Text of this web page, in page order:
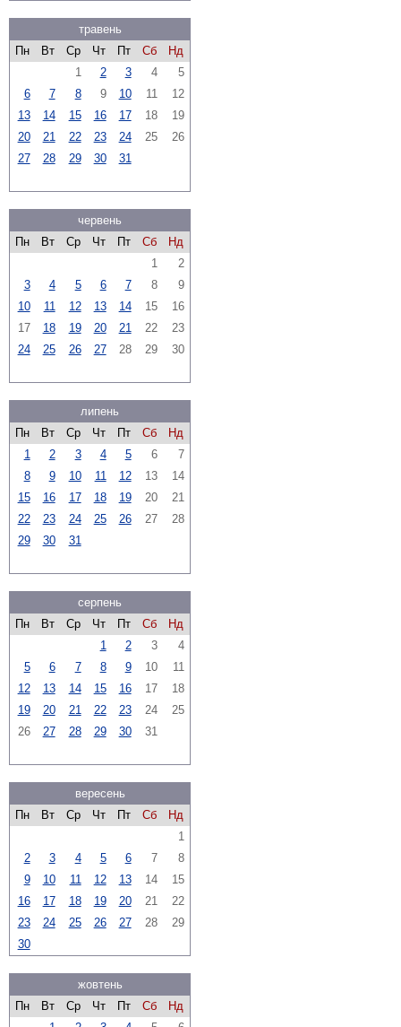
травень
Пн
Вт Ср Чт Пт Сб
Нд
1
2 3 4
5
6
7 8 9 10 11
12
13
14 15 16 17 18
19
20
21 22 23 24 25
26
27
28 29 30 31
червень
Пн
Вт Ср Чт Пт Сб
Нд
1
2
3
4 5 6 7 8
9
10
11 12 13 14 15
16
17
18 19 20 21 22
23
24
25 26 27 28 29 30
липень
Пн
Вт Ср Чт Пт Сб
Нд
1
2 3 4 5 6
7
8
9 10 11 12 13
14
15
16 17 18 19 20
21
22
23 24 25 26 27
28
29
30 31
серпень
Пн
Вт Ср Чт Пт Сб
Нд
1
2 3
4
5
6 7 8 9 10
11
12
13 14 15 16 17
18
19
20 21 22 23 24
25
26
27 28 29 30 31
вересень
Пн
Вт Ср Чт Пт Сб
Нд
1
2
3 4 5 6 7
8
9
10 11 12 13 14
15
16
17 18 19 20 21
22
23
24 25 26 27 28
29
30
жовтень
Пн
Вт Ср Чт Пт Сб
Нд